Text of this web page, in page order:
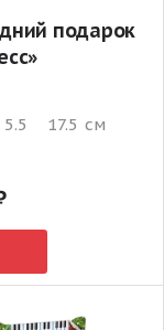
подарок
5.5 17.5 см